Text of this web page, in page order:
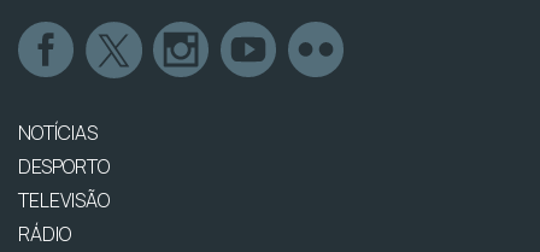
NOTÍCIAS
DESPORTO
TELEVISÃO
RÁDIO